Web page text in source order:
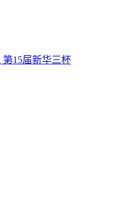
第15届新华三杯